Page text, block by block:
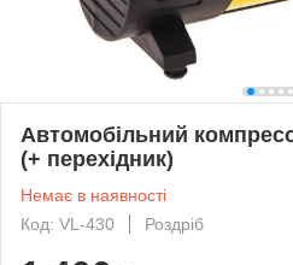
Автомобільний
(+ перехідник)
Немає в наявності
Код: VL-430
Роздріб